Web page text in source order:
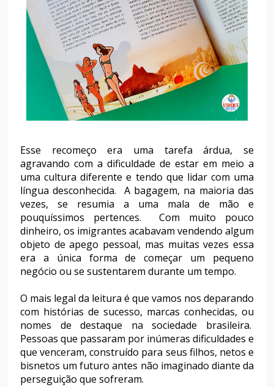
Esse recomeço era uma tarefa árdua, se
agravando com a dificuldade de estar em meio a
uma cultura diferente e tendo que lidar com uma
língua desconhecida. A bagagem, na maioria das
vezes, se resumia a uma mala de mão e
pouquíssimos pertences. Com muito pouco
dinheiro, os imigrantes acabavam vendendo algum
objeto de apego pessoal, mas muitas vezes essa
era a única forma de começar um pequeno
negócio ou se sustentarem durante um tempo.
O mais legal da leitura é que vamos nos deparando
com histórias de sucesso, marcas conhecidas, ou
nomes de destaque na sociedade brasileira.
Pessoas que passaram por inúmeras dificuldades e
que venceram, construído para seus filhos, netos e
bisnetos um futuro antes não imaginado diante da
perseguição que sofreram.